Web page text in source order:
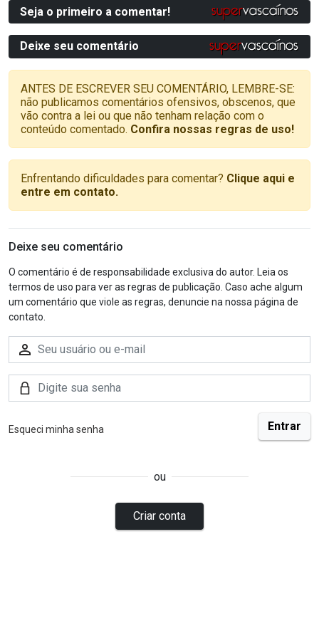
Seja o primeiro a comentar!
Deixe seu comentário
ANTES DE ESCREVER SEU COMENTÁRIO, LEMBRE-SE:
não publicamos comentários ofensivos, obscenos, que
vão contra a lei ou que não tenham relação com o
conteúdo comentado. Confira nossas regras de uso!
Enfrentando dificuldades para comentar? Clique aqui e
entre em contato.
Deixe seu comentário
O comentário é de responsabilidade exclusiva do autor. Leia os
termos de uso para ver as regras de publicação. Caso ache algum
um comentário que viole as regras, denuncie na nossa página de
contato.
Esqueci minha senha
ou
Criar conta